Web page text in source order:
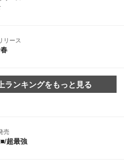
リース
ランキングをもっと見る
売
超最強